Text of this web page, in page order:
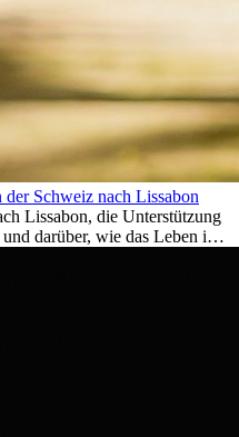
Schweiz nach Lissabon
Lissabon, die Unterstützung
darüber, wie das Leben im